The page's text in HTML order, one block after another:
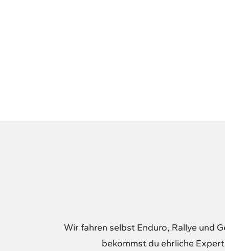
Wir fahren selbst Enduro, Rallye und
bekommst du ehrliche